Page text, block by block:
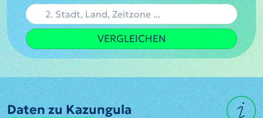
VERGLEICHEN
Daten zu Kazungula